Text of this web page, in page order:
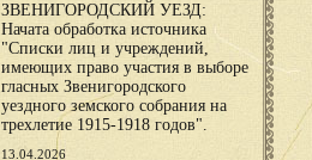
ЗВЕНИГОРОДСКИЙ УЕЗД:
Начата обработка источника
"Списки лиц и учреждений,
имеющих право участия в выборе
гласных Звенигородского
уездного земского собрания на
трехлетие 1915-1918 годов".
13.04.2026